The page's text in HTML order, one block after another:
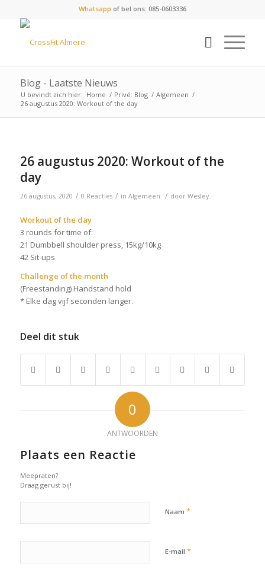
Whatsapp of bel ons: 085-0603336
Blog - Laatste Nieuws
U bevindt zich hier: Home / Privé: Blog / Algemeen /
26 augustus 2020: Workout of the day
26 augustus 2020: Workout of the
day
26 augustus, 2020 / 0 Reacties / in Algemeen / door Wesley
Workout of the day
3 rounds for time of:
21 Dumbbell shoulder press, 15kg/10kg
42 Sit-ups
Challenge of the month
(Freestanding) Handstand hold
* Elke dag vijf seconden langer.
Deel dit stuk
0
ANTWOORDEN
Plaats een Reactie
Meepraten?
Draag gerust bij!
Naam *
E-mail *